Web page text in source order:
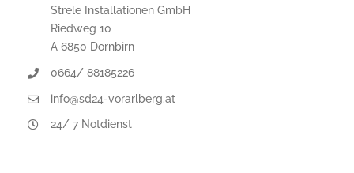
Strele Installationen GmbH
Riedweg 10
A 6850 Dornbirn
0664/ 88185226
info@sd24-vorarlberg.at
24/ 7 Notdienst